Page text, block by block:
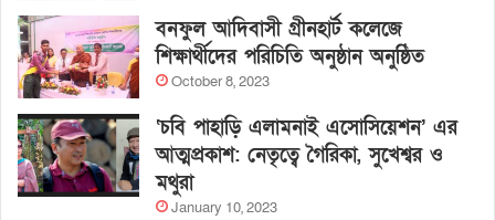
বনফুল আদিবাসী গ্রীনহার্ট কলেজে
শিক্ষার্থীদের পরিচিতি অনুষ্ঠান অনুষ্ঠিত
October 8, 2023
‘চবি পাহাড়ি এলামনাই এসোসিয়েশন’ এর
আত্মপ্রকাশ: নেতৃত্বে গৈরিকা, সুখেশ্বর ও
মথুরা
January 10, 2023